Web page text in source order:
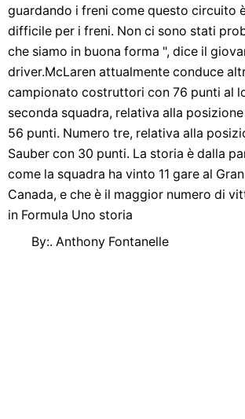
guardando i freni come questo circuito
difficile per i freni. Non ci sono stati
che siamo in buona forma ", dice il
driver.McLaren attualmente conduce
campionato costruttori con 76 punti al
seconda squadra, relativa alla
56 punti. Numero tre, relativa alla
Sauber con 30 punti. La storia è dalla
come la squadra ha vinto 11 gare al
Canada, e che è il maggior numero di
in Formula Uno storia
By:. Anthony Fontanelle